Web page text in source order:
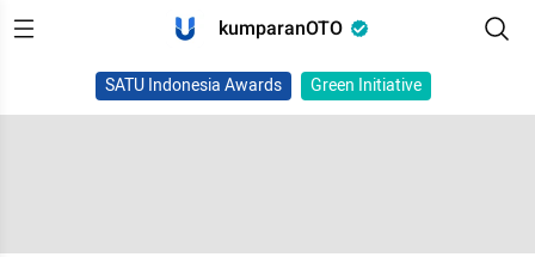
kumparanOTO
SATU Indonesia Awards Green Initiative